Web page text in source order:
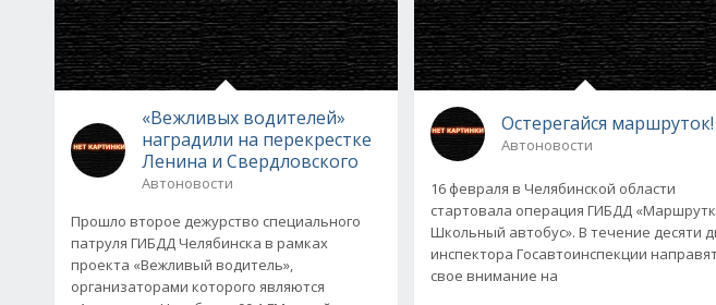
«Вежливых водителей»
наградили на перекрестке
Ленина и Свердловского
Автоновости
Прошло второе дежурство специального
патруля ГИБДД Челябинска в рамках
проекта «Вежливый водитель»,
организаторами которого являются
Остерегайся маршруток!
Автоновости
16 февраля в Челябинской области
стартовала операция ГИБДД
Школьный автобус». В течение десяти
инспектора Госавтоинспекции
свое внимание на